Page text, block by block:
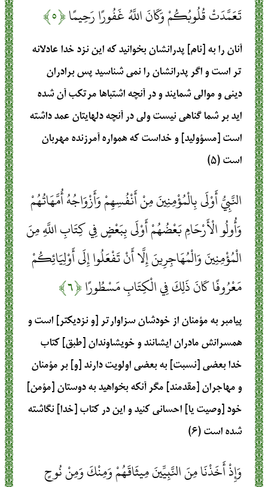
تَعَمَّدَتْ قُلُوبُكُمْ وَكَانَ اللَّهُ غَفُورًا رَحِيمًا﴿۵﴾
آنان را به [نام] پدرانشان بخوانيد كه اين نزد خدا عادلانه‏
تر است و اگر پدرانشان را نمى ‏شناسيد پس برادران
دينى و موالى شمايند و در آنچه اشتباها مرتكب آن شده‏
ايد بر شما گناهى نيست ولى در آنچه دلهايتان عمد داشته
است [مسؤوليد] و خداست كه همواره آمرزنده مهربان
است (۵)
النَّبِيُّ أَوْلَى بِالْمُؤْمِنِينَ مِنْ أَنْفُسِهِمْ وَأَزْوَاجُهُ أُمَّهَاتُهُمْ
وَأُولُو الْأَرْحَامِ بَعْضُهُمْ أَوْلَى بِبَعْضٍ فِي كِتَابِ اللَّهِ مِنَ
الْمُؤْمِنِينَ وَالْمُهَاجِرِينَ إِلَّا أَنْ تَفْعَلُوا إِلَى أَوْلِيَائِكُمْ
مَعْرُوفًا كَانَ ذَلِكَ فِي الْكِتَابِ مَسْطُورًا﴿۶﴾
پيامبر به مؤمنان از خودشان سزاوارتر [و نزديكتر] است و
همسرانش مادران ايشانند و خويشاوندان [طبق] كتاب
خدا بعضى [نسبت] به بعضى اولويت دارند [و] بر مؤمنان
و مهاجران [مقدمند] مگر آنكه بخواهيد به دوستان [مؤمن]
خود [وصيت‏ يا] احسانى كنيد و اين در كتاب [خدا] نگاشته
شده است (۶)
وَإِذْ أَخَذْنَا مِنَ النَّبِيِّينَ مِيثَاقَهُمْ وَمِنْكَ وَمِنْ نُوحٍ